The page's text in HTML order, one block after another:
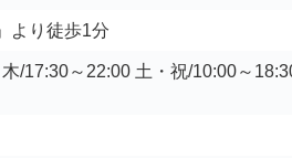
より徒歩1分
/17:30～22:00 土・祝/10:00～